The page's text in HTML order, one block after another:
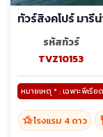
ทัวร์สิงคโปร์ มารีน่
รหัสทัวร์
TVZ10153
หมายเหตุ * : เฉพาะพีเรีย
hotel_classโรงแรม 4 ดาว